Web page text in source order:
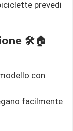
prevedi
🛠️🏠
con
facilmente